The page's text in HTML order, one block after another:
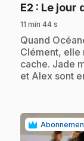
E2 : Le jour
11 min 44 s
.Quand
Clément, elle
cache. Jade
et Alex sont